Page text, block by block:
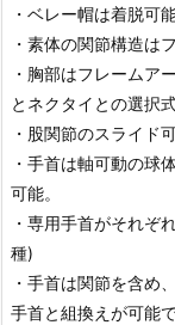
・ベレー帽は着脱可能
・素体の関節構造は
・胸部はフレームア
とネクタイとの選択式
・股関節のスライド
・手首は軸可動の球
可能。
・専用手首がそれぞ
種)
・手首は関節を含め
手首と組換えが可能で